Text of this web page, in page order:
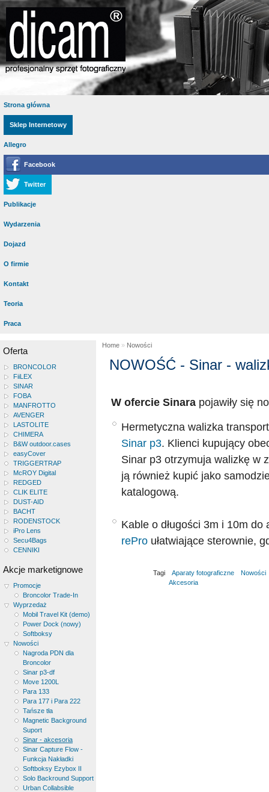
Strona główna
Sklep Internetowy
Allegro
Facebook
Twitter
Publikacje
Wydarzenia
Dojazd
O firmie
Kontakt
Teoria
Praca
Oferta
BRONCOLOR
FiiLEX
SINAR
FOBA
MANFROTTO
AVENGER
LASTOLITE
CHIMERA
B&W outdoor.cases
easyCover
TRIGGERTRAP
McROY Digital
REDGED
CLIK ELITE
DUST-AID
BACHT
RODENSTOCK
iPro Lens
Secu4Bags
CENNIKI
Akcje marketignowe
Promocje
Broncolor Trade-In
Wyprzedaż
Mobil Travel Kit (demo)
Power Dock (nowy)
Softboksy
Nowości
Nagroda PDN dla
Broncolor
Sinar p3-df
Move 1200L
Para 133
Para 177 i Para 222
Tańsze tła
Magnetic Background
Suport
Sinar - akcesoria
Sinar Capture Flow -
Funkcja Nakładki
Softboksy Ezybox II
Solo Backround Support
Urban Collabsible
Home » Nowości
NOWOŚĆ - Sinar -
W ofercie Sinara pojawiły się
Hermetyczna walizka
Sinar p3. Klienci kupujący
Sinar p3 otrzymuja walizkę w
ją również kupić jako
katalogową.
Kable o długości 3m i 10m do
reProułatwiające sterownie,
Tagi Aparaty fotograficzne
Nowości
Akcesoria